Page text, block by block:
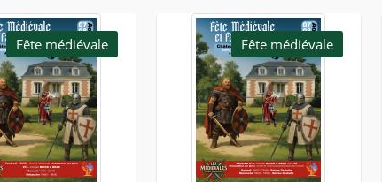
Fête médiévale Fête médiévale